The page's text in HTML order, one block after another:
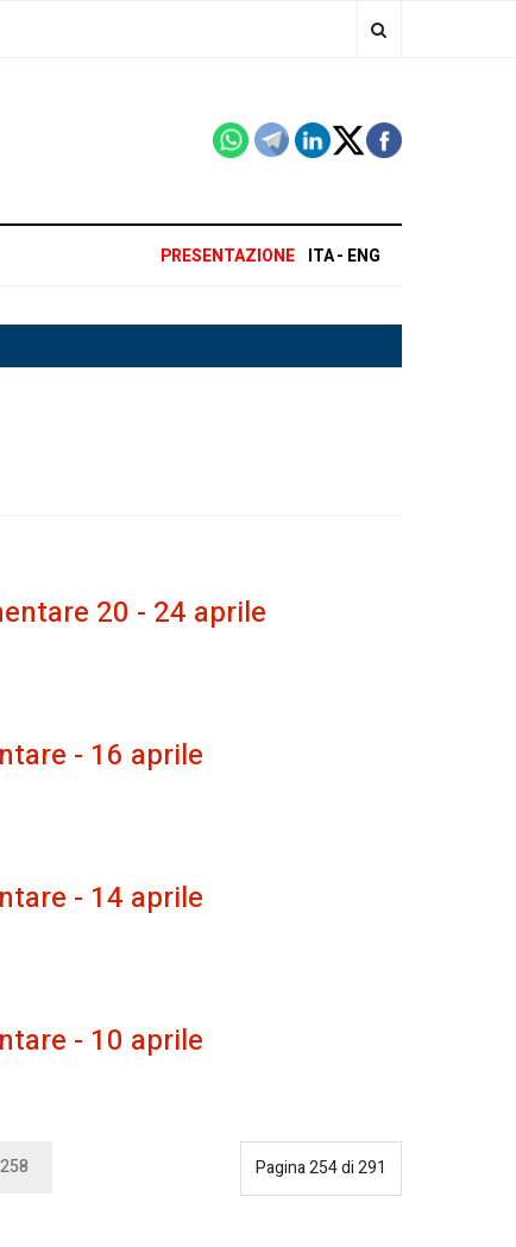
PRESENTAZIONE ITA ENG
20 - 24 aprile
- 16 aprile
- 14 aprile
- 10 aprile
Pagina 254 di 291
258